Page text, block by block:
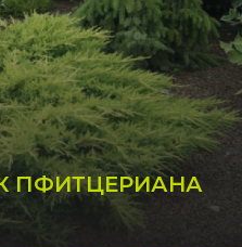
ПФИТЦЕРИАНА